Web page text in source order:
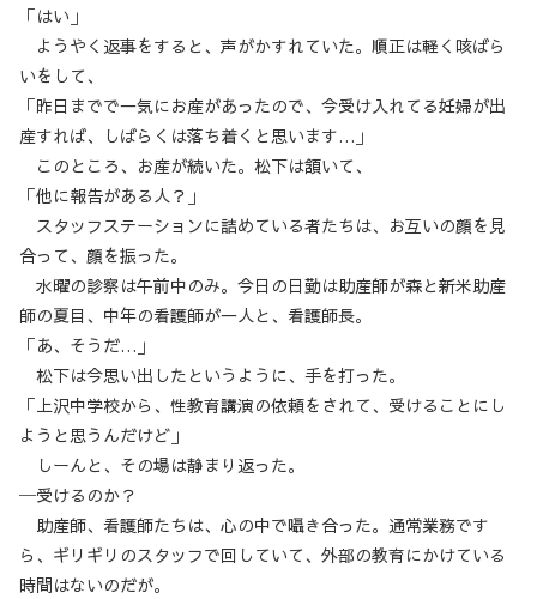
「はい」
ようやく返事をすると、声がかすれていた。順正は軽く咳ばら
いをして、
「昨日までで一気にお産があったので、今受け入れてる妊婦が出
産すれば、しばらくは落ち着くと思います…」
このところ、お産が続いた。松下は頷いて、
「他に報告がある人？」
スタッフステーションに詰めている者たちは、お互いの顔を見
合って、顔を振った。
水曜の診察は午前中のみ。今日の日勤は助産師が森と新米助産
師の夏目、中年の看護師が一人と、看護師長。
「あ、そうだ…」
松下は今思い出したというように、手を打った。
「上沢中学校から、性教育講演の依頼をされて、受けることにし
ようと思うんだけど」
しーんと、その場は静まり返った。
─受けるのか？
助産師、看護師たちは、心の中で囁き合った。通常業務です
ら、ギリギリのスタッフで回していて、外部の教育にかけている
時間はないのだが。